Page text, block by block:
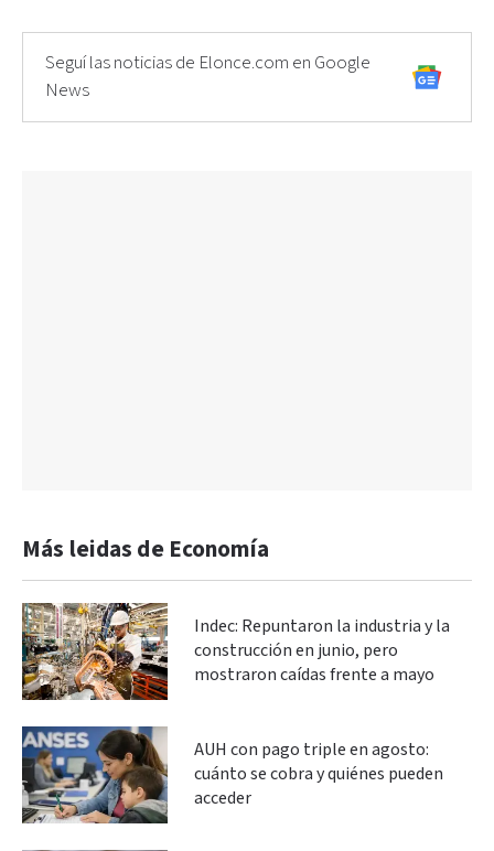
Seguí las noticias de Elonce.com en Google
News
Más leidas de Economía
Indec: Repuntaron la industria y la
construcción en junio, pero
mostraron caídas frente a mayo
AUH con pago triple en agosto:
cuánto se cobra y quiénes pueden
acceder